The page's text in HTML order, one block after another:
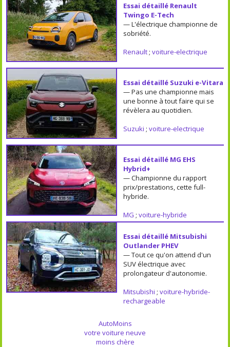
Essai détaillé Renault
Twingo E-Tech
— L'électrique championne de
sobriété.
Renault; voiture-electrique
Essai détaillé Suzuki e-Vitara
— Pas une championne mais
une bonne à tout faire qui se
révèlera au quotidien.
Suzuki ; voiture-electrique
Essai détaillé MG EHS
Hybrid+
— Championne du rapport
prix/prestations, cette full-
hybride.
MG ; voiture-hybride
Essai détaillé Mitsubishi
Outlander PHEV
— Tout ce qu'on attend d'un
SUV électrique avec
prolongateur d'autonomie.
Mitsubishi ; voiture-hybride-
rechargeable
AutoMoins
votre voiture neuve
moins chère